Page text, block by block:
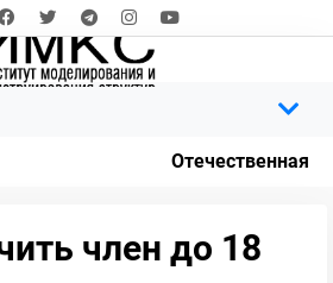
Отечественная
член до 18